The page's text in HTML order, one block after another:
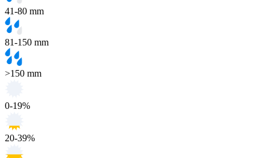
41-80 mm
81-150 mm
>150 mm
0-19%
20-39%